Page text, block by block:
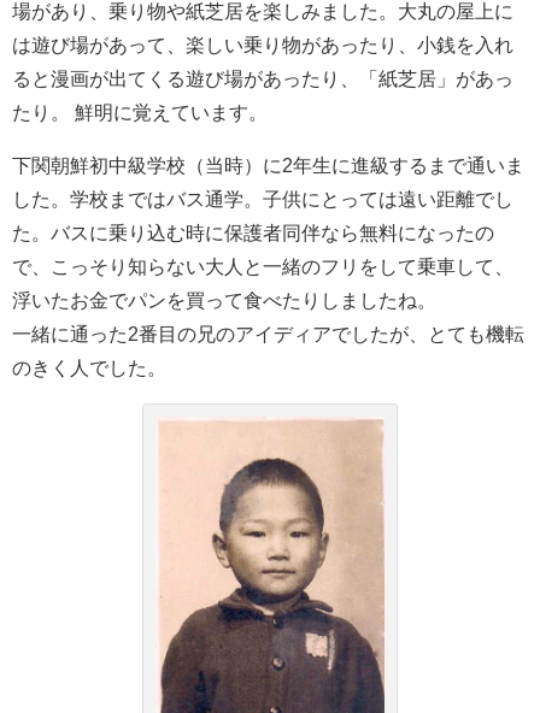
場があり、乗り物や紙芝居を楽しみました。⼤丸の屋上に
は遊び場があって、楽しい乗り物があったり、⼩銭を⼊れ
ると漫画が出てくる遊び場があったり、「紙芝居」があっ
たり。 鮮明に覚えています。
下関朝鮮初中級学校（当時）に2年⽣に進級するまで通いま
した。学校まではバス通学。⼦供にとっては遠い距離でし
た。バスに乗り込む時に保護者同伴なら無料になったの
で、こっそり知らない⼤⼈と⼀緒のフリをして乗⾞して、
浮いたお⾦でパンを買って⾷べたりしましたね。
⼀緒に通った2番⽬の兄のアイディアでしたが、とても機転
のきく⼈でした。